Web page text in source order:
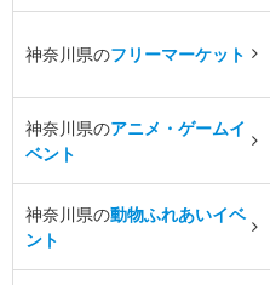
神奈川県のフリーマーケット
神奈川県のアニメ・ゲームイ
ベント
神奈川県の動物ふれあいイベ
ント